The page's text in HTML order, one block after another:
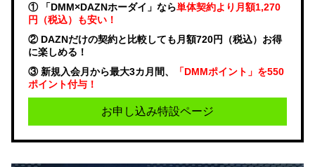
① 「DMM×DAZNホーダイ」なら単体契約より月額1,270
円（税込）も安い！
② DAZNだけの契約と比較しても月額720円（税込）お得
に楽しめる！
③ 新規入会月から最大3カ月間、
「DMMポイント」を550
ポイント付与！
お申し込み特設ページ